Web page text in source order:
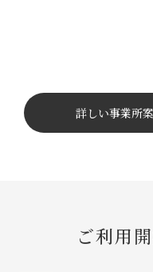
詳しい事業所
ご利⽤